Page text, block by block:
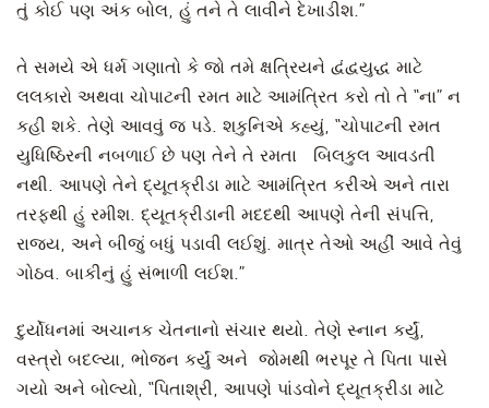
તું કોઈ પણ અંક બોલ, હું તને તે લાવીને દેખાડીશ.”
તે સમયે એ ધર્મ ગણાતો કે જો તમે ક્ષત્રિયને દ્વંદ્વયુદ્ધ માટે
લલકારો અથવા ચોપાટની રમત માટે આમંત્રિત કરો તો તે “ના” ન
કહી શકે. તેણે આવવું જ પડે. શકુનિએ કહ્યું, “ચોપાટની રમત
યુધિષ્ઠિરની નબળાઈ છે પણ તેને તે રમતા બિલકુલ આવડતી
નથી. આપણે તેને દ્યૂતક્રીડા માટે આમંત્રિત કરીએ અને તારા
તરફથી હું રમીશ. દ્યૂતક્રીડાની મદદથી આપણે તેની સંપત્તિ,
રાજ્ય, અને બીજું બધું પડાવી લઈશું. માત્ર તેઓ અહીં આવે તેવું
ગોઠવ. બાકીનું હું સંભાળી લઈશ.”
દુર્યોધનમાં અચાનક ચેતનાનો સંચાર થયો. તેણે સ્નાન કર્યું,
વસ્ત્રો બદલ્યા, ભોજન કર્યું અને જોમથી ભરપૂર તે પિતા પાસે
ગયો અને બોલ્યો, “પિતાશ્રી, આપણે પાંડવોને દ્યૂતક્રીડા માટે